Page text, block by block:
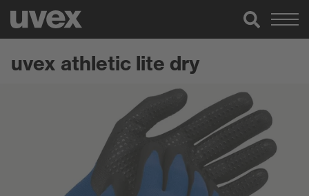
uvex athletic lite dry